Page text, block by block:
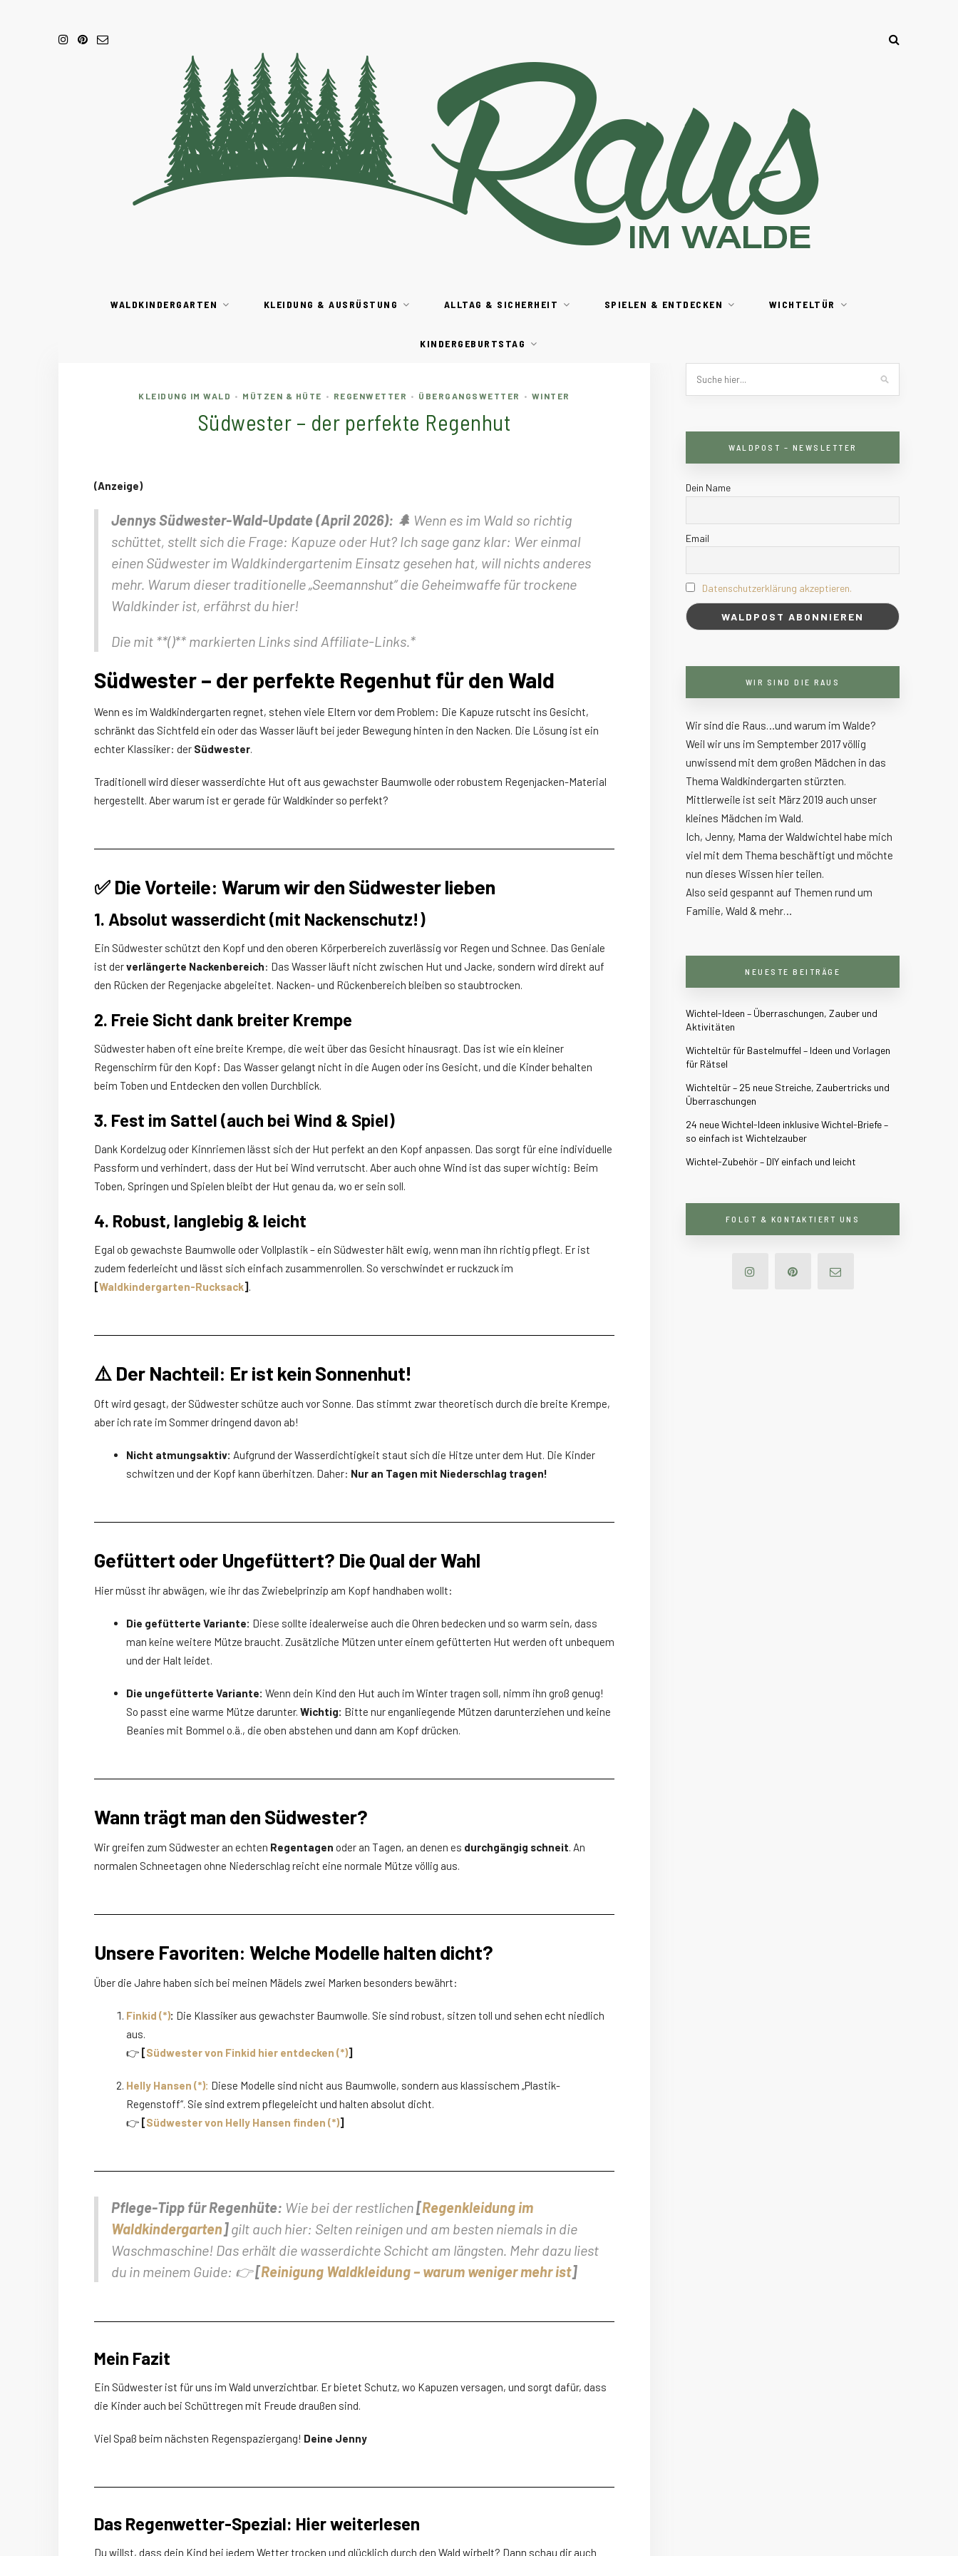
WALDKINDERGARTEN KLEIDUNG & AUSRÜSTUNG ALLTAG & SICHERHEIT SPIELEN & ENTDECKEN WICHTELTÜR
KINDERGEBURTSTAG
KLEIDUNG IM WALD • MÜTZEN & HÜTE • REGENWETTER • ÜBERGANGSWETTER • WINTER
Südwester – der perfekte Regenhut
(Anzeige)
Jennys Südwester-Wald-Update (April 2026): 🌲 Wenn es im Wald so richtig
schüttet, stellt sich die Frage: Kapuze oder Hut? Ich sage ganz klar: Wer einmal
einen Südwester im Waldkindergartenim Einsatz gesehen hat, will nichts anderes
mehr. Warum dieser traditionelle „Seemannshut“ die Geheimwaffe für trockene
Waldkinder ist, erfährst du hier!
Die mit **()** markierten Links sind Affiliate-Links.*
Südwester – der perfekte Regenhut für den Wald
Wenn es im Waldkindergarten regnet, stehen viele Eltern vor dem Problem: Die Kapuze rutscht ins Gesicht,
schränkt das Sichtfeld ein oder das Wasser läuft bei jeder Bewegung hinten in den Nacken. Die Lösung ist ein
echter Klassiker: der Südwester.
Traditionell wird dieser wasserdichte Hut oft aus gewachster Baumwolle oder robustem Regenjacken-Material
hergestellt. Aber warum ist er gerade für Waldkinder so perfekt?
✅ Die Vorteile: Warum wir den Südwester lieben
1. Absolut wasserdicht (mit Nackenschutz!)
Ein Südwester schützt den Kopf und den oberen Körperbereich zuverlässig vor Regen und Schnee. Das Geniale
ist derverlängerte Nackenbereich: Das Wasser läuft nicht zwischen Hut und Jacke, sondern wird direkt auf
den Rücken der Regenjacke abgeleitet. Nacken- und Rückenbereich bleiben so staubtrocken.
2. Freie Sicht dank breiter Krempe
Südwester haben oft eine breite Krempe, die weit über das Gesicht hinausragt. Das ist wie ein kleiner
Regenschirm für den Kopf: Das Wasser gelangt nicht in die Augen oder ins Gesicht, und die Kinder behalten
beim Toben und Entdecken den vollen Durchblick.
3. Fest im Sattel (auch bei Wind & Spiel)
Dank Kordelzug oder Kinnriemen lässt sich der Hut perfekt an den Kopf anpassen. Das sorgt für eine individuelle
Passform und verhindert, dass der Hut bei Wind verrutscht. Aber auch ohne Wind ist das super wichtig: Beim
Toben, Springen und Spielen bleibt der Hut genau da, wo er sein soll.
4. Robust, langlebig & leicht
Egal ob gewachste Baumwolle oder Vollplastik – ein Südwester hält ewig, wenn man ihn richtig pflegt. Er ist
zudem federleicht und lässt sich einfach zusammenrollen. So verschwindet er ruckzuck im
[Waldkindergarten-Rucksack].
⚠️ Der Nachteil: Er ist kein Sonnenhut!
Oft wird gesagt, der Südwester schütze auch vor Sonne. Das stimmt zwar theoretisch durch die breite Krempe,
aber ich rate im Sommer dringend davon ab!
Nicht atmungsaktiv: Aufgrund der Wasserdichtigkeit staut sich die Hitze unter dem Hut. Die Kinder
schwitzen und der Kopf kann überhitzen. Daher: Nur an Tagen mit Niederschlag tragen!
Gefüttert oder Ungefüttert? Die Qual der Wahl
Hier müsst ihr abwägen, wie ihr das Zwiebelprinzip am Kopf handhaben wollt:
Die gefütterte Variante: Diese sollte idealerweise auch die Ohren bedecken und so warm sein, dass
man keine weitere Mütze braucht. Zusätzliche Mützen unter einem gefütterten Hut werden oft unbequem
und der Halt leidet.
Die ungefütterte Variante: Wenn dein Kind den Hut auch im Winter tragen soll, nimm ihn groß genug!
So passt eine warme Mütze darunter. Wichtig: Bitte nur enganliegende Mützen darunterziehen und keine
Beanies mit Bommel o.ä., die oben abstehen und dann am Kopf drücken.
Wann trägt man den Südwester?
Wir greifen zum Südwester an echten Regentagen oder an Tagen, an denen es durchgängig schneit. An
normalen Schneetagen ohne Niederschlag reicht eine normale Mütze völlig aus.
Unsere Favoriten: Welche Modelle halten dicht?
Über die Jahre haben sich bei meinen Mädels zwei Marken besonders bewährt:
Finkid (*): Die Klassiker aus gewachster Baumwolle. Sie sind robust, sitzen toll und sehen echt niedlich
aus.
👉 [Südwester von Finkid hier entdecken (*)]
Helly Hansen (*): Diese Modelle sind nicht aus Baumwolle, sondern aus klassischem „Plastik-
Regenstoff“. Sie sind extrem pflegeleicht und halten absolut dicht.
👉 [Südwester von Helly Hansen finden (*)]
Pflege-Tipp für Regenhüte: Wie bei der restlichen[Regenkleidung im
Waldkindergarten]gilt auch hier: Selten reinigen und am besten niemals in die
Waschmaschine! Das erhält die wasserdichte Schicht am längsten. Mehr dazu liest
du in meinem Guide: 👉[Reinigung Waldkleidung – warum weniger mehr ist]
Mein Fazit
Ein Südwester ist für uns im Wald unverzichtbar. Er bietet Schutz, wo Kapuzen versagen, und sorgt dafür, dass
die Kinder auch bei Schüttregen mit Freude draußen sind.
Viel Spaß beim nächsten Regenspaziergang! Deine Jenny
Das Regenwetter-Spezial: Hier weiterlesen
Du willst, dass dein Kind bei jedem Wetter trocken und glücklich durch den Wald wirbelt? Dann schau dir auch
WALDPOST – NEWSLETTER
Dein Name
Email
Datenschutzerklärung akzeptieren.
WIR SIND DIE RAUS
Wir sind die Raus…und warum im Walde?
Weil wir uns im Semptember 2017 völlig
unwissend mit dem großen Mädchen in das
Thema Waldkindergarten stürzten.
Mittlerweile ist seit März 2019 auch unser
kleines Mädchen im Wald.
Ich, Jenny, Mama der Waldwichtel habe mich
viel mit dem Thema beschäftigt und möchte
nun dieses Wissen hier teilen.
Also seid gespannt auf Themen rund um
Familie, Wald & mehr…
NEUESTE BEITRÄGE
Wichtel-Ideen – Überraschungen, Zauber und
Aktivitäten
Wichteltür für Bastelmuffel – Ideen und Vorlagen
für Rätsel
Wichteltür – 25 neue Streiche, Zaubertricks und
Überraschungen
24 neue Wichtel-Ideen inklusive Wichtel-Briefe –
so einfach ist Wichtelzauber
Wichtel-Zubehör – DIY einfach und leicht
FOLGT & KONTAKTIERT UNS